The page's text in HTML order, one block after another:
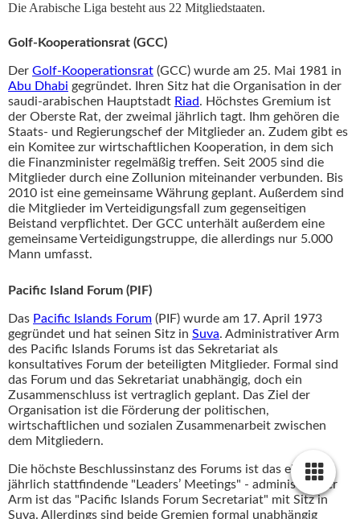
Die Arabische Liga besteht aus 22 Mitgliedstaaten.
Golf-Kooperationsrat (GCC)
Der Golf-Kooperationsrat (GCC) wurde am 25. Mai 1981 in
Abu Dhabi gegründet. Ihren Sitz hat die Organisation in der
saudi-arabischen Hauptstadt Riad. Höchstes Gremium ist
der Oberste Rat, der zweimal jährlich tagt. Ihm gehören die
Staats- und Regierungschef der Mitglieder an. Zudem gibt es
ein Komitee zur wirtschaftlichen Kooperation, in dem sich
die Finanzminister regelmäßig treffen. Seit 2005 sind die
Mitglieder durch eine Zollunion miteinander verbunden. Bis
2010 ist eine gemeinsame Währung geplant. Außerdem sind
die Mitglieder im Verteidigungsfall zum gegenseitigen
Beistand verpflichtet. Der GCC unterhält außerdem eine
gemeinsame Verteidigungstruppe, die allerdings nur 5.000
Mann umfasst.
Pacific Island Forum (PIF)
Das Pacific Islands Forum (PIF) wurde am 17. April 1973
gegründet und hat seinen Sitz in Suva. Administrativer Arm
des Pacific Islands Forums ist das Sekretariat als
konsultatives Forum der beteiligten Mitglieder. Formal sind
das Forum und das Sekretariat unabhängig, doch ein
Zusammenschluss ist vertraglich geplant. Das Ziel der
Organisation ist die Förderung der politischen,
wirtschaftlichen und sozialen Zusammenarbeit zwischen
dem Mitgliedern.
Die höchste Beschlussinstanz des Forums ist das einmal
jährlich stattfindende "Leaders’ Meetings" - administrativer
Arm ist das "Pacific Islands Forum Secretariat" mit Sitz in
Suva. Allerdings sind beide Gremien formal unabhängig